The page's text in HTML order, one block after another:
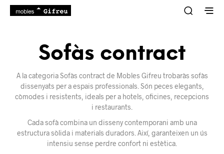
Sofàs contract
A la categoria Sofàs contract de Mobles Gifreu trobaràs sofàs
dissenyats per a espais professionals. Són peces elegants,
còmodes i resistents, ideals per a hotels, oficines, recepcions
i restaurants.
Cada sofà combina un disseny contemporani amb una
estructura sòlida i materials duradors. Així, garanteixen un ús
intensiu sense perdre confort ni estètica.